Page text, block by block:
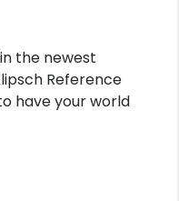
the newest
Reference
have your world